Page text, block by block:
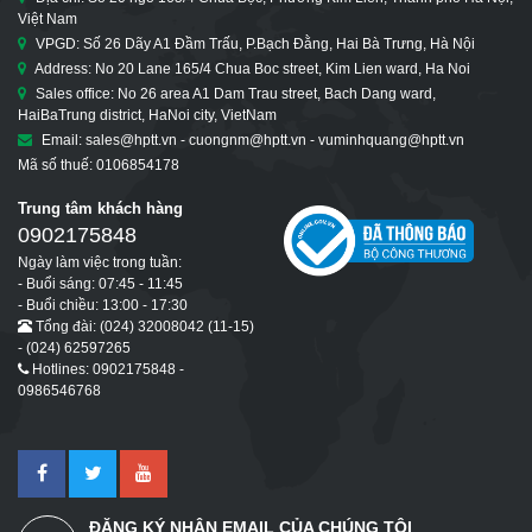
Việt Nam
VPGD: Số 26 Dãy A1 Đầm Trấu, P.Bạch Đằng, Hai Bà Trưng, Hà Nội
Address: No 20 Lane 165/4 Chua Boc street, Kim Lien ward, Ha Noi
Sales office: No 26 area A1 Dam Trau street, Bach Dang ward,
HaiBaTrung district, HaNoi city, VietNam
Email: sales@hptt.vn - cuongnm@hptt.vn - vuminhquang@hptt.vn
Mã số thuế: 0106854178
Trung tâm khách hàng
0902175848
Ngày làm việc trong tuần:
- Buổi sáng: 07:45 - 11:45
- Buổi chiều: 13:00 - 17:30
Tổng đài: (024) 32008042 (11-15)
- (024) 62597265
Hotlines: 0902175848 -
0986546768
ĐĂNG KÝ NHẬN EMAIL CỦA CHÚNG TÔI